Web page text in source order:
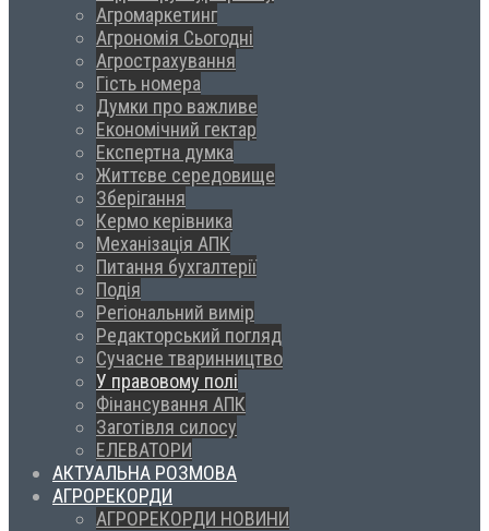
Агромаркетинг
Агрономія Сьогодні
Агрострахування
Гість номера
Думки про важливе
Економічний гектар
Експертна думка
Життєве середовище
Зберігання
Кермо керівника
Механізація АПК
Питання бухгалтерії
Подія
Регіональний вимір
Редакторський погляд
Сучасне тваринництво
У правовому полі
Фінансування АПК
Заготівля силосу
ЕЛЕВАТОРИ
АКТУАЛЬНА РОЗМОВА
АГРОРЕКОРДИ
АГРОРЕКОРДИ НОВИНИ